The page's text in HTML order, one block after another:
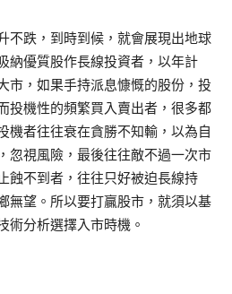
不跌，到時到候，就會展現出地球
納優質股作長線投資者，以年計
市，如果手持派息慷慨的股份，投
投機性的頻繁買入賣出者，很多都
機者往往衰在貪勝不知輸，以為自
忽視風險，最後往往敵不過一次市
蝕不到者，往往只好被迫長線持
無望。所以要打贏股市，就須以基
術分析選擇入市時機。